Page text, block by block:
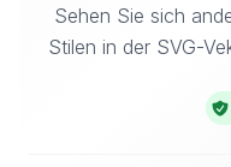
Sehen Sie sich
Stilen in der SVG-